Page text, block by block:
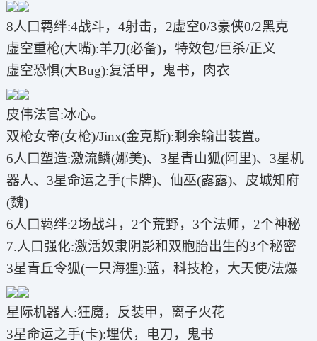
8人口羁绊:4战斗，4射击，2虚空0/3豪侠0/2黑克
虚空重枪(大嘴):羊刀(必备)，特效包/巨杀/正义
虚空恐惧(大Bug):复活甲，鬼书，肉衣
皮伟法官:冰心。
双枪女帝(女枪)/Jinx(金克斯):剩余输出装置。
6人口塑造:激流鳞(娜美)、3星青山狐(阿里)、3星机
器人、3星命运之手(卡牌)、仙巫(露露)、皮城知府
(魏)
6人口羁绊:2场战斗，2个荒野，3个法师，2个神秘
7.人口强化:激活奴隶阴影和双胞胎出生的3个秘密
3星青丘令狐(一只海狸):蓝，科技枪，大天使/法爆
星际机器人:狂魔，反装甲，离子火花
3星命运之手(卡):埋伏，电刀，鬼书